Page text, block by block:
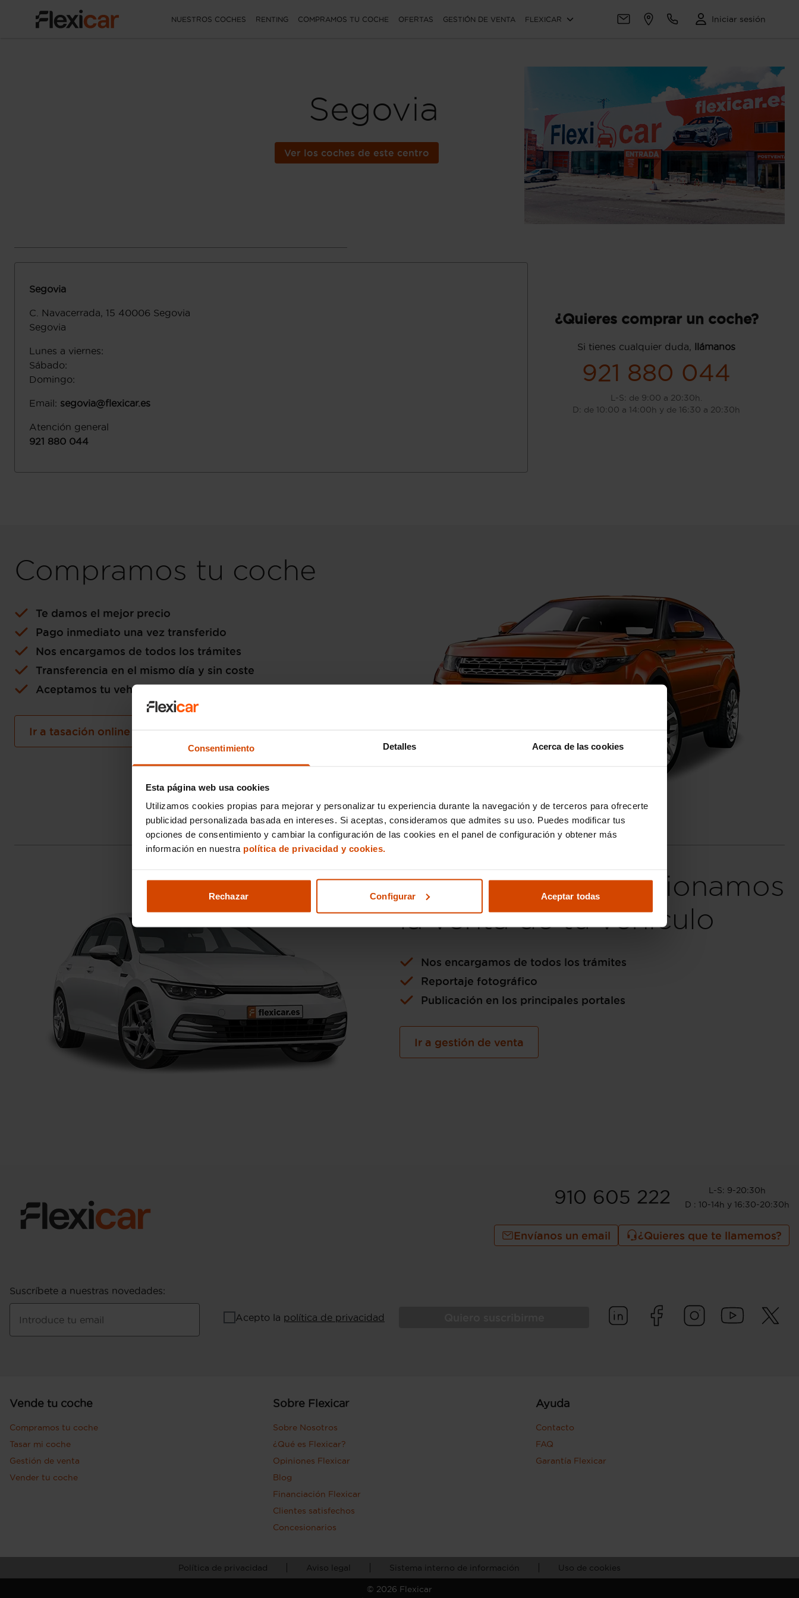
Consentimiento Detalles Acerca de las cookies
Esta página web usa cookies
Utilizamos cookies propias para mejorar y personalizar tu experiencia durante la navegación y de terceros para ofrecerte
publicidad personalizada basada en intereses. Si aceptas, consideramos que admites su uso. Puedes modificar tus
opciones de consentimiento y cambiar la configuración de las cookies en el panel de configuración y obtener más
información en nuestra política de privacidad y cookies.
Rechazar Configurar Aceptar todas
NUESTROS COCHES RENTING COMPRAMOS TU COCHE OFERTAS GESTIÓN DE VENTA FLEXICAR Iniciar sesión
Segovia
Ver los coches de este centro
Segovia
C. Navacerrada, 15 40006 Segovia
Segovia
Lunes a viernes:
Sábado:
Domingo:
Email: segovia@flexicar.es
Atención general
921 880 044
¿Quieres comprar un coche?
Si tienes cualquier duda, llámanos
921 880 044
L-S: de 9:00 a 20:30h.
D: de 10:00 a 14:00h y de 16:30 a 20:30h
Compramos tu coche
Te damos el mejor precio
Pago inmediato una vez transferido
Nos encargamos de todos los trámites
Transferencia en el mismo día y sin coste
Aceptamos tu vehículo como forma de pago
Ir a tasación online gratuita
Si lo prefieres, gestionamos
la venta de tu vehículo
Nos encargamos de todos los trámites
Reportaje fotográfico
Publicación en los principales portales
Ir a gestión de venta
910 605 222
L-S: 9-20:30h
D : 10-14h y 16:30-20:30h
Envíanos un email ¿Quieres que te llamemos?
Suscríbete a nuestras novedades:
Introduce tu email Acepto la política de privacidad
Vende tu coche
Compramos tu coche
Tasar mi coche
Gestión de venta
Vender tu coche
Sobre Flexicar
Sobre Nosotros
¿Qué es Flexicar?
Opiniones Flexicar
Blog
Financiación Flexicar
Clientes satisfechos
Concesionarios
Ayuda
Contacto
FAQ
Garantía Flexicar
Política de privacidad Aviso legal Sistema interno de información Uso de cookies
© 2026 Flexicar